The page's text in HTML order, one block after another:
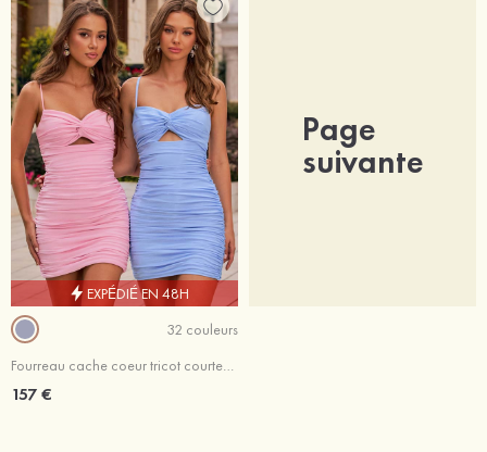
EXPÉDIÉ EN 48H
32 couleurs
Fourreau cache coeur tricot courte/mini robe de fête de la rentrée avec plissé trou de serrure
157 €
Page
suivante